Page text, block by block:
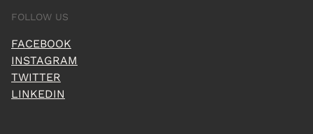
FOLLOW US
FACEBOOK
INSTAGRAM
TWITTER
LINKEDIN